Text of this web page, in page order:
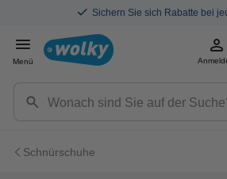
Sichern Sie sich Rabatte bei
Menü
Schnürschuhe